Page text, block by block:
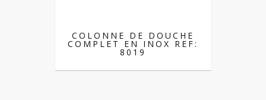
COLONNE DE DOUCHE
COMPLET EN INOX REF:
8019